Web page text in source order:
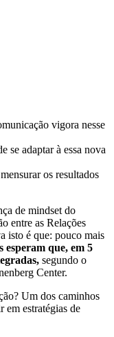
vigora nesse
se adaptar à essa nova
os resultados
de mindset do
entre as Relações
isto é que: pouco mais
esperam que, em 5
segundo o
Center.
Um dos caminhos
em estratégias de